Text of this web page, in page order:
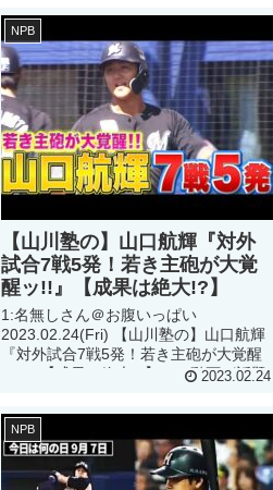
しいぞ 2:名無しさん＠お腹いっぱい
2023.02....
NPB
【山川塾の】山口航輝『対外
試合7戦5発！若き主砲が大覚
醒ッ!!』【成果は絶大!?】
1:名無しさん＠お腹いっぱい
2023.02.24(Fri) 【山川塾の】山口航輝
『対外試合7戦5発！若き主砲が大覚醒
ッ!!』【成果は絶大!?】って動画が話題
2023.02.24(Fri) Thi...
2023.02.24
NPB